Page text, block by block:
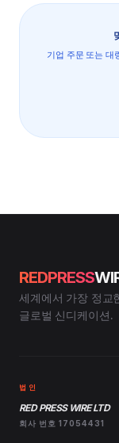
기업 주문 또는 대
REDPRESS
세계에서 가장 정교
글로벌 신디케이션.
법인
RED PRESS WIRE LTD
회사 번호 17054431